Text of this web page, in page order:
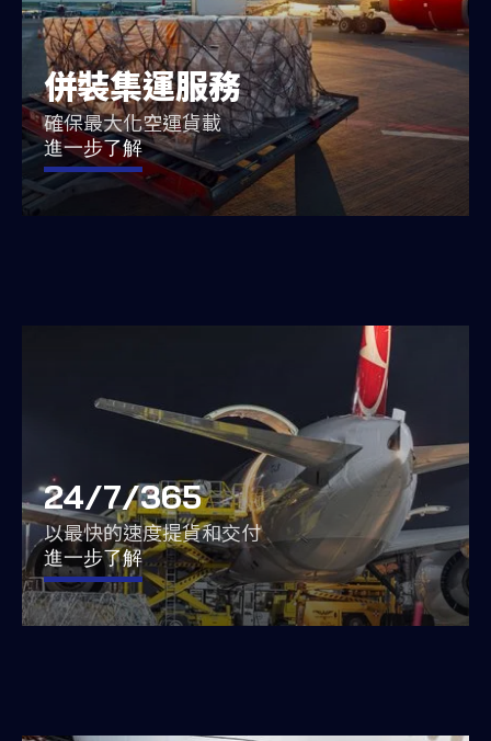
併裝集運服務
確保最大化空運貨載
進一步了解
24/7/365
以最快的速度提貨和交付
進一步了解